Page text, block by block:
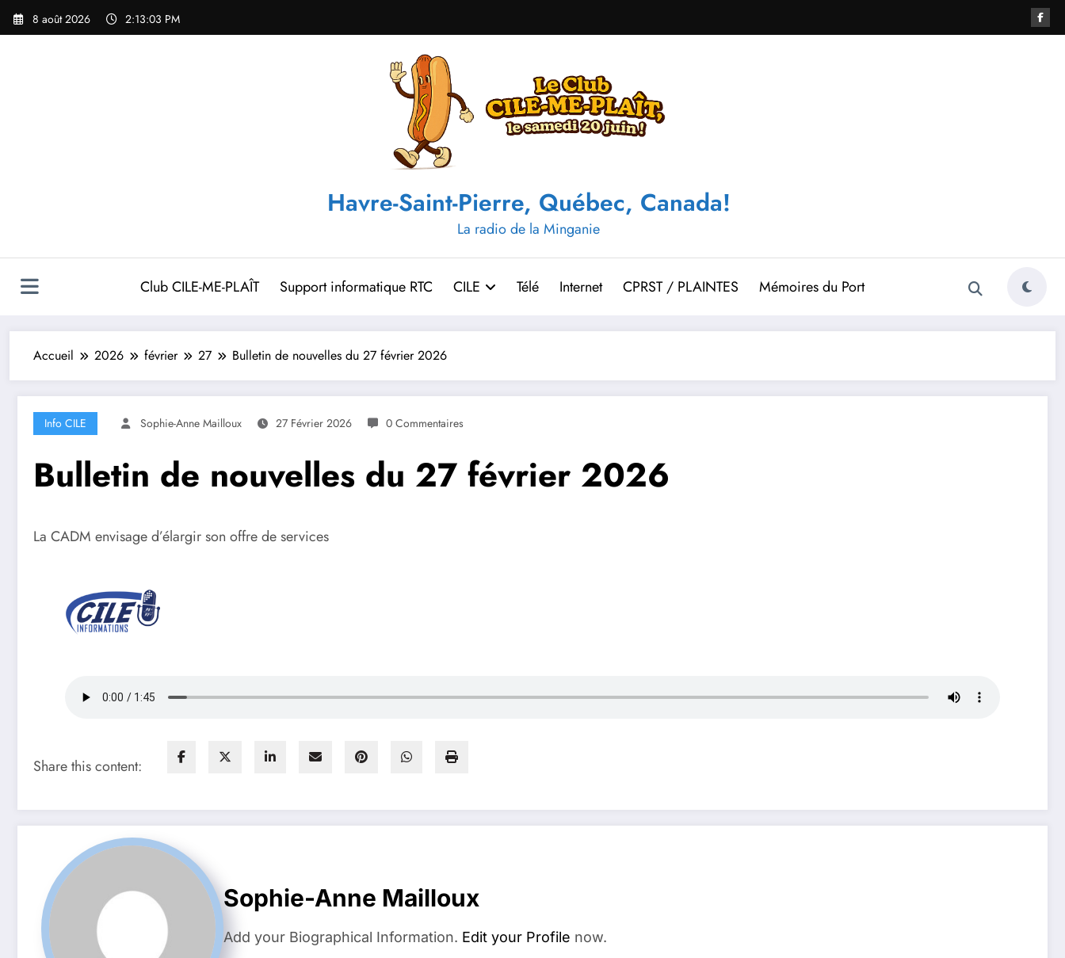
Aller
8 août 2026 2:13:04 PM
Havre-Saint-Pierre, Québec, Canada!
La radio de la Minganie
Club CILE-ME-PLAÎT Support informatique RTC CILE Télé Internet CPRST / PLAINTES Mémoires du Port
Accueil 2026 février 27 Bulletin de nouvelles du 27 février 2026
Info CILE Sophie-Anne Mailloux 27 Février 2026 0 Commentaires
Bulletin de nouvelles du 27 février 2026
La CADM envisage d’élargir son offre de services
Share this content:
Sophie-Anne Mailloux
Add your Biographical Information. Edit your Profile now.